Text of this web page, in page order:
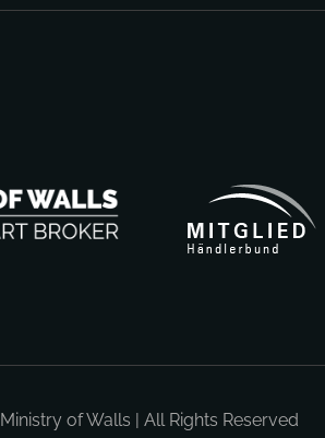
Ministry of Walls | All Rights Reserved